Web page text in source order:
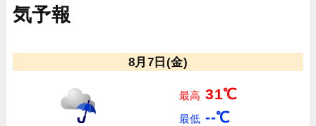
気予報
8月7日(金)
最高 31℃
最低 --℃